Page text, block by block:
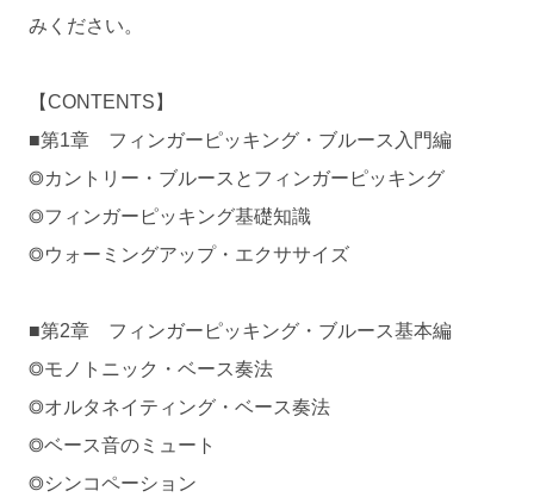
みください。
【CONTENTS】
■第1章 フィンガーピッキング・ブルース入門編
◎カントリー・ブルースとフィンガーピッキング
◎フィンガーピッキング基礎知識
◎ウォーミングアップ・エクササイズ
■第2章 フィンガーピッキング・ブルース基本編
◎モノトニック・ベース奏法
◎オルタネイティング・ベース奏法
◎ベース音のミュート
◎シンコペーション